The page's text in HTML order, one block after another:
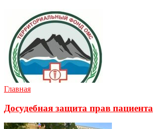
Главная
Досудебная защита прав пациента